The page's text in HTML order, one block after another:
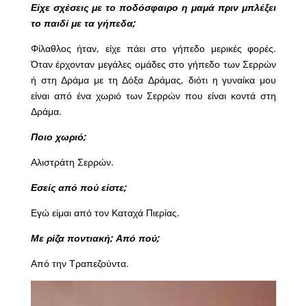
Είχε σχέσεις με το ποδόσφαιρο η μαμά πριν μπλέξει
το παιδί με τα γήπεδα;
Φίλαθλος ήταν, είχε πάει στο γήπεδο μερικές φορές.
Όταν έρχονταν μεγάλες ομάδες στο γήπεδο των Σερρών
ή στη Δράμα με τη Δόξα Δράμας, διότι η γυναίκα μου
είναι από ένα χωριό των Σερρών που είναι κοντά στη
Δράμα.
Ποιο χωριό;
Αλιστράτη Σερρών.
Εσείς από πού είστε;
Εγώ είμαι από τον Καταχά Πιερίας.
Με ρίζα ποντιακή; Από πού;
Από την Τραπεζούντα.